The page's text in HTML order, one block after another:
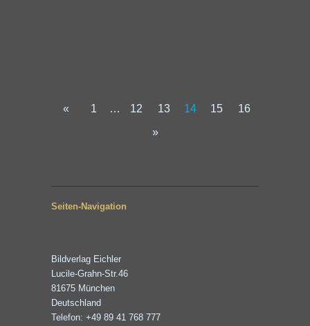
« 1 … 12 13 14 15
16
»
Seiten-Navigation
Bildverlag Eichler
Lucile-Grahn-Str.46
81675 München
Deutschland
Telefon: +49 89 41 768 777